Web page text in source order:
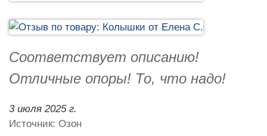
Соответствует описанию!
Отличные опоры! То, что надо!
3 июля 2025 г.
Источник: Озон